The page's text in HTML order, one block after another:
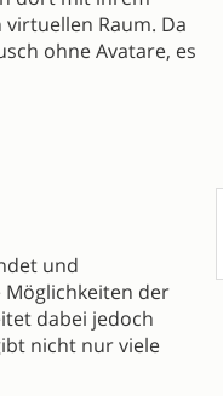
Raum. Da
ohne Avatare, es
und
der
dabei jedoch
nicht nur viele